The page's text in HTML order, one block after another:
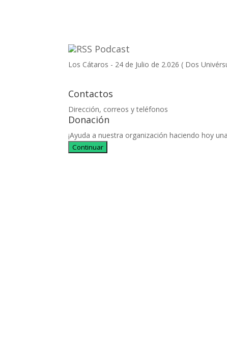
Podcast
Los Cátaros - 24 de Julio de 2.026 ( Dos
Contactos
Dirección, correos y teléfonos
Donación
¡Ayuda a nuestra organización haciendo hoy
Continuar